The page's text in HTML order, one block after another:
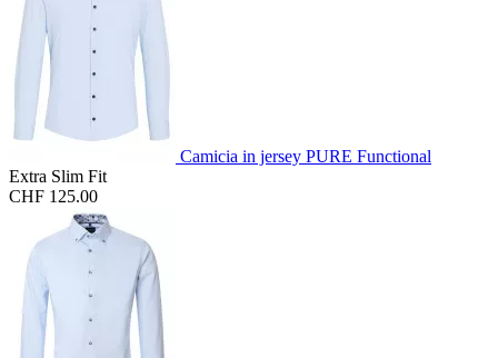
Camicia in jersey PURE Functional
Extra Slim Fit
CHF 125.00